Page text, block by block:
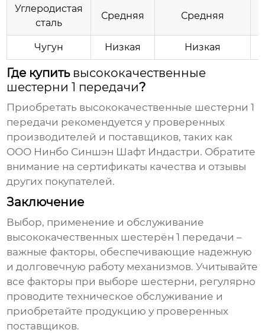
Углеродистая
сталь
Средняя Средняя
Чугун Низкая Низкая
Где купить высококачественные
шестерни 1 передачи?
Приобретать высококачественные шестерни 1
передачи рекомендуется у проверенных
производителей и поставщиков, таких как
ООО Нинбо Синшэн Шафт Индастри. Обратите
внимание на сертификаты качества и отзывы
других покупателей.
Заключение
Выбор, применение и обслуживание
высококачественных шестерён 1 передачи –
важные факторы, обеспечивающие надежную
и долговечную работу механизмов. Учитывайте
все факторы при выборе шестерни, регулярно
проводите техническое обслуживание и
приобретайте продукцию у проверенных
поставщиков.